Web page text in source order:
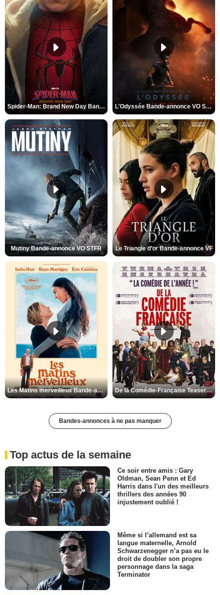
Spider-Man: Brand New Day Bande-annonce VO STFR L'Odyssée Bande-annonce VO STFR
Mutiny Bande-annonce VO STFR Le Triangle d'or Bande-annonce VF
Les Matins merveilleux Bande-annonce VF De la Comédie-Française Teaser VF
Bandes-annonces à ne pas manquer
Top actus de la semaine
Ce soir entre amis : Gary
Oldman, Sean Penn et Ed
Harris dans l'un des meilleurs
thrillers des années 90
injustement oublié !
Même si l’allemand est sa
langue maternelle, Arnold
Schwarzenegger n’a pas eu le
droit de doubler son propre
personnage dans la saga
Terminator